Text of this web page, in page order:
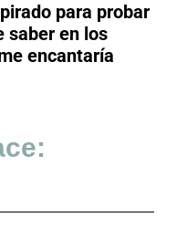
para probar
saber en los
encantaría